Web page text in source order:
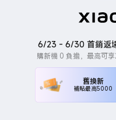
6/23 - 6/30 首銷返
購新機 0 負擔，最高可
舊換新
補貼最高5000